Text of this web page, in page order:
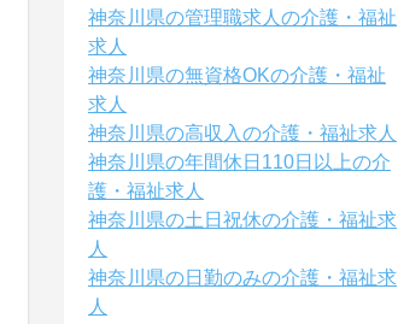
神奈川県の管理職求人の介護・福祉
求人
神奈川県の無資格OKの介護・福祉
求人
神奈川県の高収入の介護・福祉求人
神奈川県の年間休日110日以上の介
護・福祉求人
神奈川県の土日祝休の介護・福祉求
人
神奈川県の日勤のみの介護・福祉求
人